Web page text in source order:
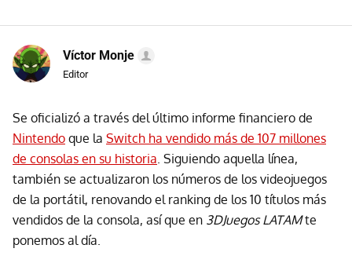
Víctor Monje
Editor
Se oficializó a través del último informe financiero de
Nintendo que la Switch ha vendido más de 107 millones
de consolas en su historia . Siguiendo aquella línea,
también se actualizaron los números de los videojuegos
de la portátil, renovando el ranking de los 10 títulos más
vendidos de la consola, así que en 3DJuegos LATAMte
ponemos al día.